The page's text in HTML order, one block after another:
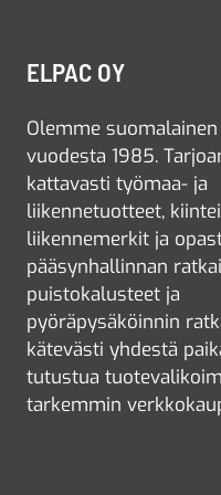
ELPAC OY
Olemme
vuodesta 1985.
kattavasti työmaa- ja
liikennetuotteet,
liikennemerkit ja
pääsynhallinnan
puistokalusteet ja
pyöräpysäköinnin
kätevästi yhdestä
tutustua
tarkemmin